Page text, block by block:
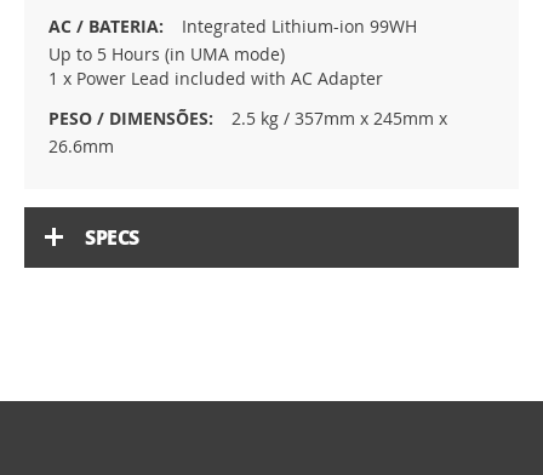
Integrated Lithium-ion 99WH
Up to 5 Hours (in UMA mode)
1 x Power Lead included with AC Adapter
2.5 kg / 357mm x 245mm x
26.6mm
SPECS